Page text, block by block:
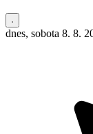
dnes, sobota 8. 8.